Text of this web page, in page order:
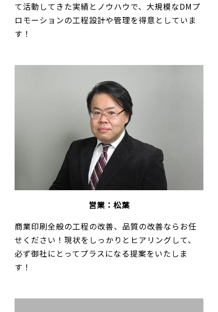
て活動してきた実績とノウハウで、大規模なDMプ
ロモーションの工程設計や管理を得意としていま
す！
営業：松葉
商業印刷全般の工程の改善、品質の改善ならお任
せください！現状をしっかりとヒアリングして、
必ず御社にとってプラスになる提案をいたしま
す！